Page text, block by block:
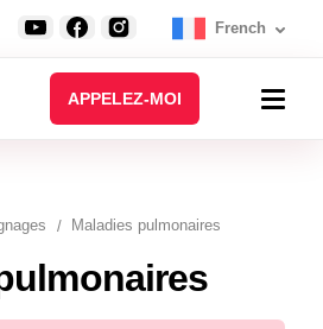
French
APPELEZ-MOI
Maladies pulmonaires